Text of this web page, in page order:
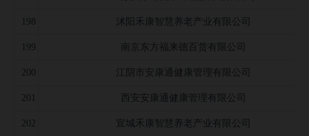
198 沭阳禾康智慧养老产业有限公司
199 南京东方福来德百货有限公司
200 江阴市安康通健康管理有限公司
201 西安安康通健康管理有限公司
202 宣城禾康智慧养老产业有限公司